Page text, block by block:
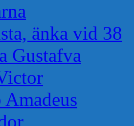
änka vid 38
Gustafva
Amadeus